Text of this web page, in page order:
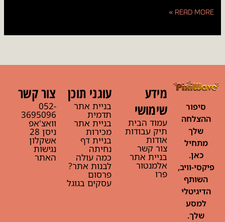
Read More »
סיפור
ההצלחה
שלך
מתחיל
כאן.
פיקסי-וויב,
השותף
הדיגיטלי
למסע
שלך.
מידע
שימושי
עמוד הבית
תיק עבודות
אודות
צור קשר
בניית אתר
אלמנטור
פרו
עוגני תוכן
בניית אתר
תדמית
בניית אתר
מכירות
בניית דף
נחיתה
כמה עולה
לבנות אתר?
פרסום
עסקים בגוגל
צור קשר
052-
3695096
וואצ'אפ
ניסן 28
אשקלון
נגישות
האתר